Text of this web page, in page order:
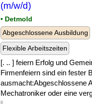
(m/w/d)
• Detmold
Abgeschlossene Ausbildung
Flexible Arbeitszeiten
[. .. ] feiern Erfolg und
Firmenfeiern sind ein fester
ausmacht:Abgeschlossene
Mechatroniker oder eine